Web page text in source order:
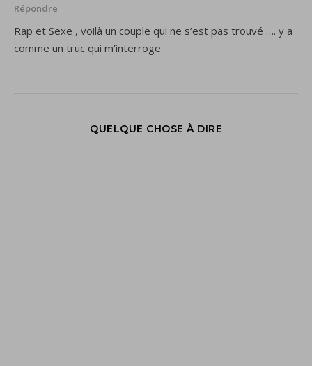
Répondre
Rap et Sexe , voilà un couple qui ne s’est pas trouvé …. y a
comme un truc qui m’interroge
QUELQUE CHOSE À DIRE